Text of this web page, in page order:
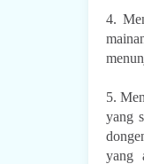
4.
5.
yang
yang